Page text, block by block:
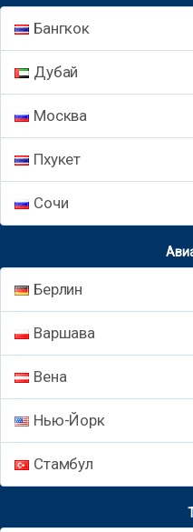
Бангкок
Дубай
Москва
Пхукет
Сочи
Берлин
Варшава
Вена
Нью-Йорк
Стамбул